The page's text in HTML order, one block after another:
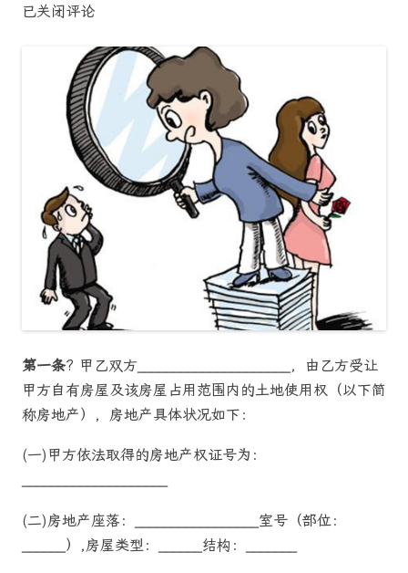
已关闭评论
第一条? 甲乙双方_____________________，由乙方受让
甲方自有房屋及该房屋占用范围内的土地使用权（以下简
称房地产），房地产具体状况如下：
(一)甲方依法取得的房地产权证号为：
(二)房地产座落：_________________室号（部位：
______）,房屋类型：______结构：_______